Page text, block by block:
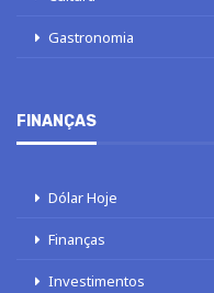
Gastronomia
FINANÇAS
Dólar Hoje
Finanças
Investimentos